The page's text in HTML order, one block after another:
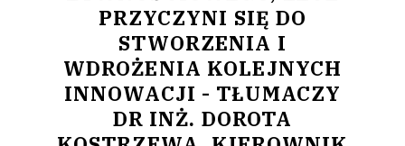
PRZYCZYNI SIĘ DO
STWORZENIA I
WDROŻENIA KOLEJNYCH
INNOWACJI - TŁUMACZY
DR INŻ. DOROTA